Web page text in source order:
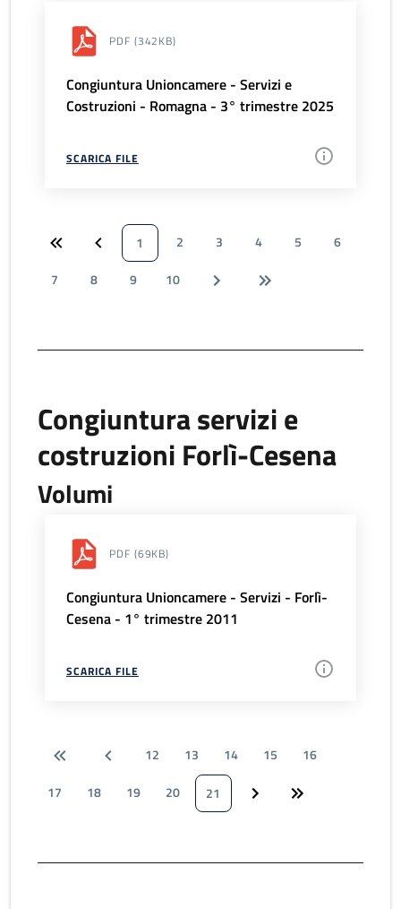
PDF (342KB)
Congiuntura Unioncamere - Servizi e
Costruzioni - Romagna - 3° trimestre 2025
SCARICA FILE
1 2 3 4 5
6
7
8 9 10
Congiuntura servizi e
costruzioni Forlì-Cesena
Volumi
PDF (69KB)
Congiuntura Unioncamere - Servizi - Forlì-
Cesena - 1° trimestre 2011
SCARICA FILE
12 13 14 15
16
17
18 19 20 21